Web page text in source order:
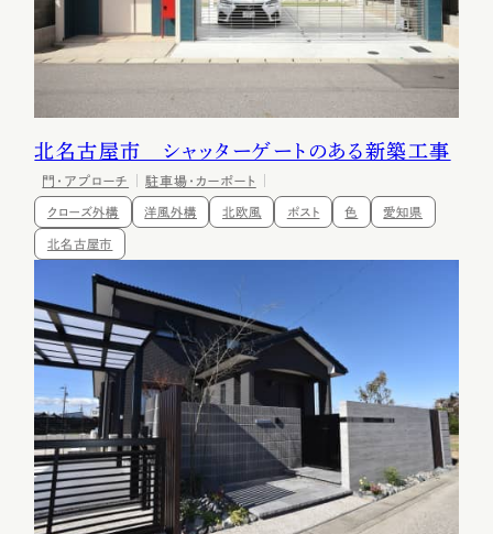
北名古屋市 シャッターゲートのある新築工事
門・アプローチ 駐車場・カーポート
クローズ外構 洋風外構 北欧風 ポスト 色 愛知県
北名古屋市